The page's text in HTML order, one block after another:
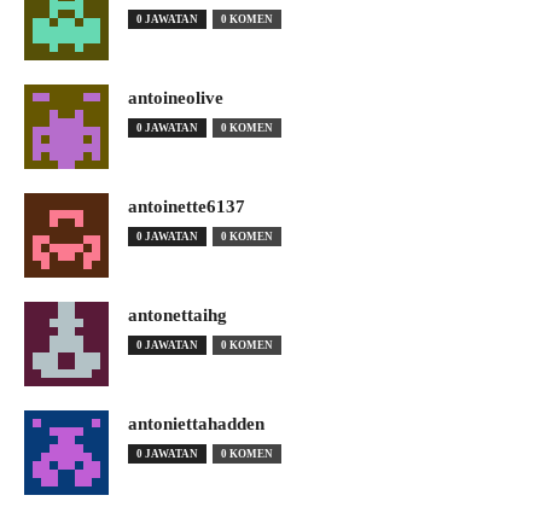
0 JAWATAN 0 KOMEN
antoineolive
0 JAWATAN 0 KOMEN
antoinette6137
0 JAWATAN 0 KOMEN
antonettaihg
0 JAWATAN 0 KOMEN
antoniettahadden
0 JAWATAN 0 KOMEN